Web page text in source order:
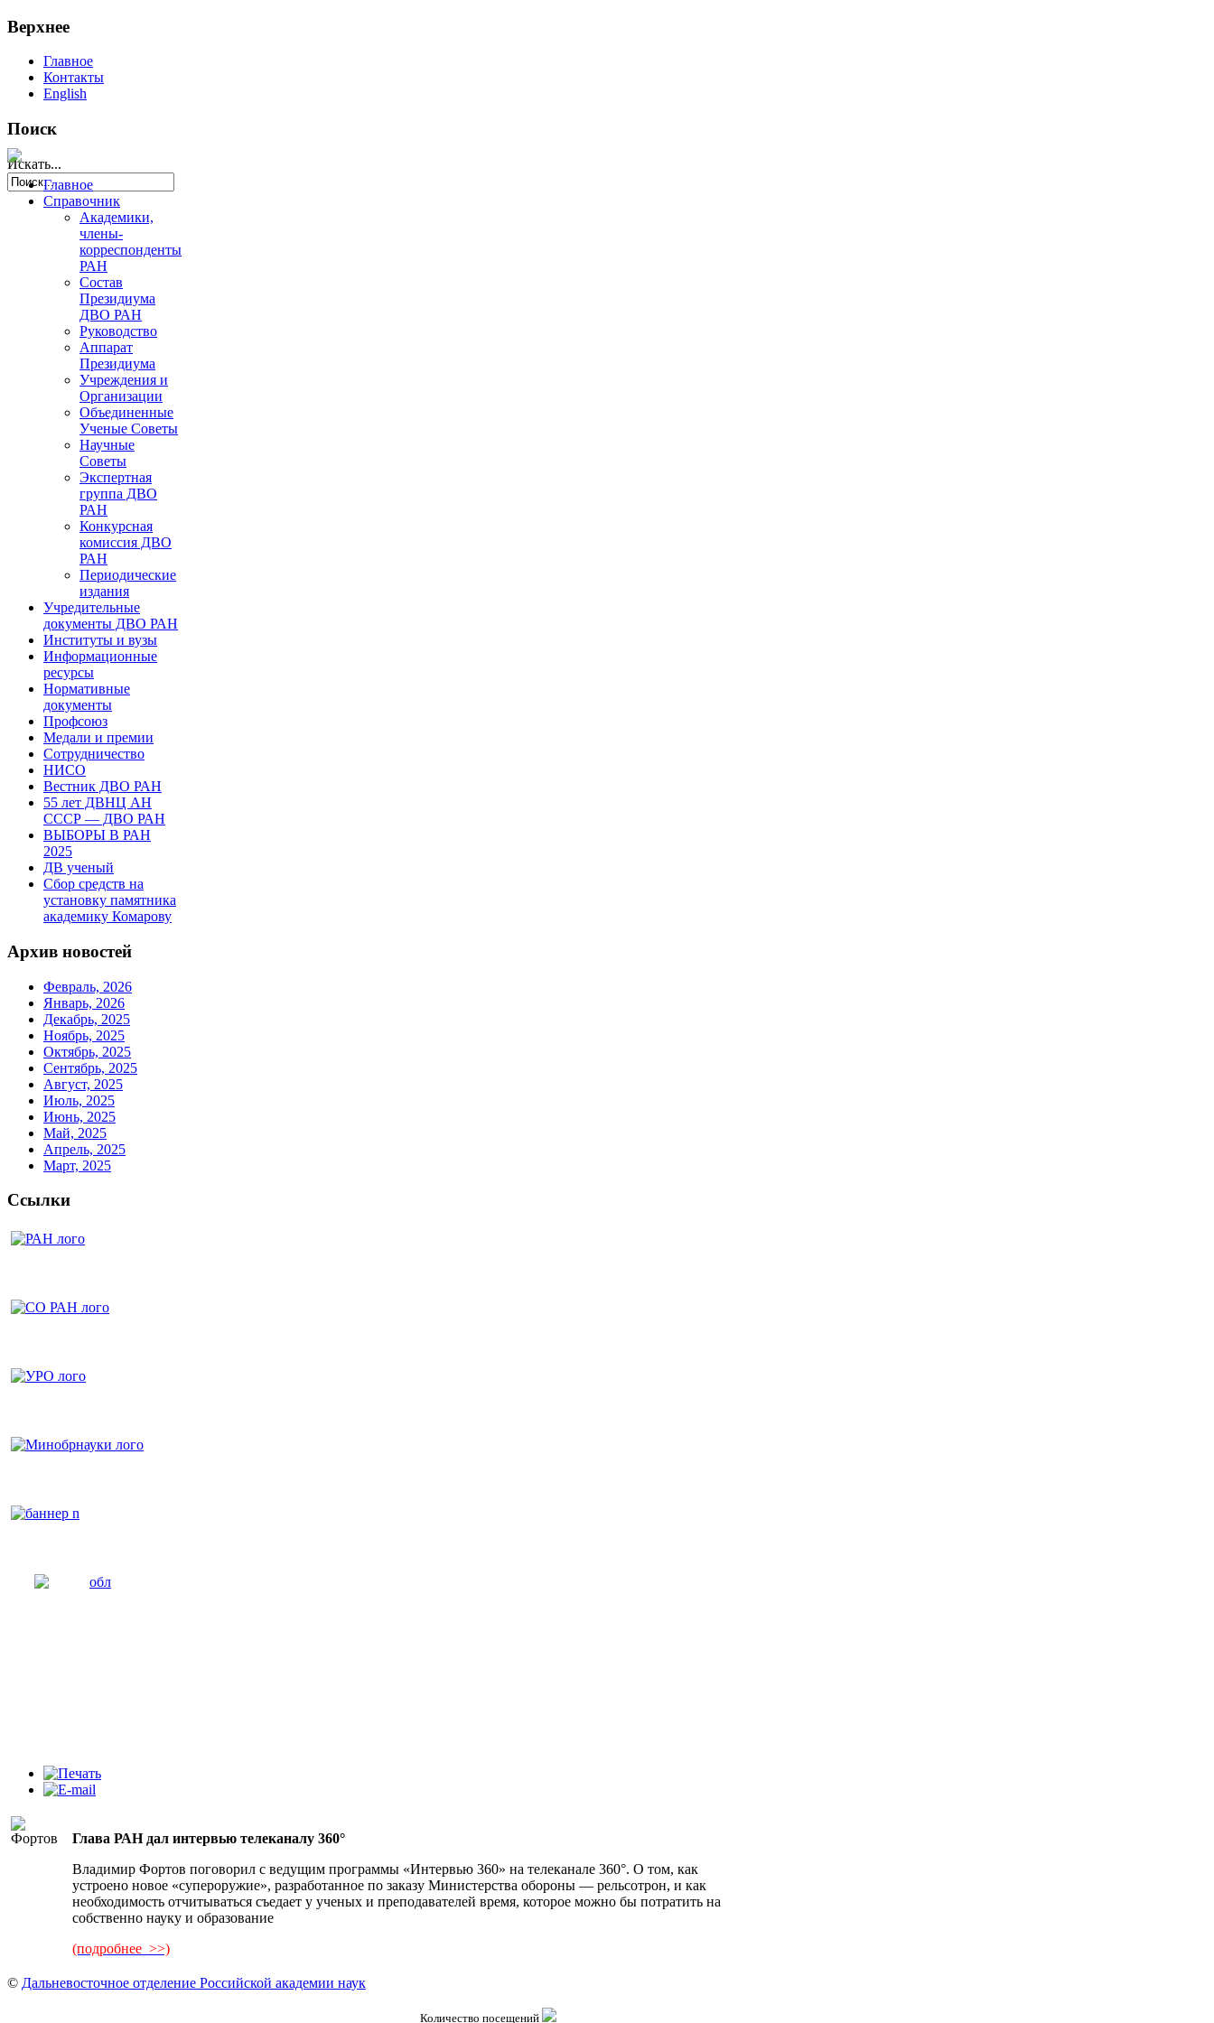
Верхнее
Главное
Контакты
English
Поиск
Искать...
Главное
Справочник
Академики,
члены-
корреспонденты
РАН
Состав
Президиума
ДВО РАН
Руководство
Аппарат
Президиума
Учреждения и
Организации
Объединенные
Ученые Советы
Научные
Советы
Экспертная
группа ДВО
РАН
Конкурсная
комиссия ДВО
РАН
Периодические
издания
Учредительные
документы ДВО РАН
Институты и вузы
Информационные
ресурсы
Нормативные
документы
Профсоюз
Медали и премии
Сотрудничество
НИСО
Вестник ДВО РАН
55 лет ДВНЦ АН
СССР — ДВО РАН
ВЫБОРЫ В РАН
2025
ДВ ученый
Сбор средств на
установку памятника
академику Комарову
Архив новостей
Февраль, 2026
Январь, 2026
Декабрь, 2025
Ноябрь, 2025
Октябрь, 2025
Сентябрь, 2025
Август, 2025
Июль, 2025
Июнь, 2025
Май, 2025
Апрель, 2025
Март, 2025
Ссылки
Глава РАН дал интервью телеканалу 360°
Владимир Фортов поговорил с ведущим программы «Интервью 360» на телеканале 360°. О том, как
устроено новое «супероружие», разработанное по заказу Министерства обороны — рельсотрон, и как
необходимость отчитываться съедает у ученых и преподавателей время, которое можно бы потратить на
собственно науку и образование
(подробнее >>)
© Дальневосточное отделение Российской академии наук
Количество посещений